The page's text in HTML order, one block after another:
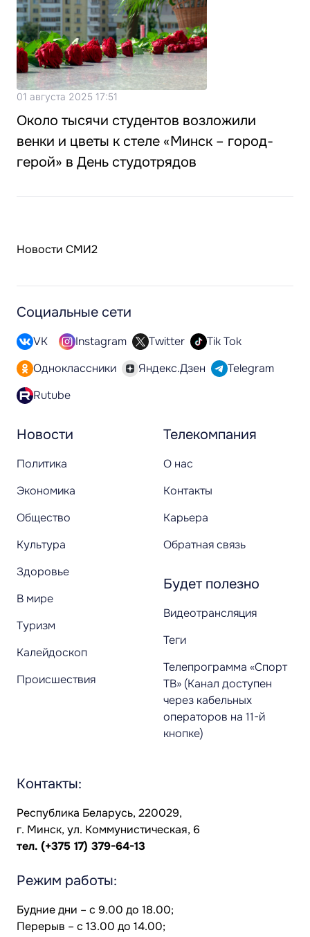
01 августа 2025 17:51
Около тысячи студентов возложили
венки и цветы к стеле «Минск – город-
герой» в День студотрядов
Новости СМИ2
Новости
Политика
Экономика
Общество
Культура
Здоровье
В мире
Туризм
Калейдоскоп
Происшествия
Телекомпания
О нас
Контакты
Карьера
Обратная связь
Будет полезно
Видеотрансляция
Теги
Телепрограмма «Спорт
ТВ» (Канал доступен
через кабельных
операторов на 11-й
кнопке)
Социальные сети
VK Instagram Twitter
Tik Tok
Одноклассники
Яндекс.Дзен
Telegram
Rutube
Контакты:
Республика Беларусь, 220029,
г. Минск, ул. Коммунистическая, 6
тел. (+375 17) 379-64-13
Режим работы:
Будние дни – с 9.00 до 18.00;
Перерыв – с 13.00 до 14.00;